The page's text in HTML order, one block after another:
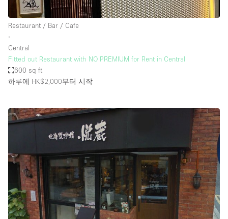
Restaurant / Bar / Cafe
∙
Central
Fitted out Restaurant with NO PREMIUM for Rent in Central
600 sq ft
하루에 HK$2,000부터 시작